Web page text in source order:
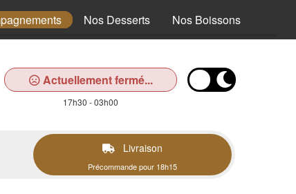
Nos Desserts Nos Boissons
Actuellement fermé...
17h30 - 03h00
Livraison
Précommande pour 18h15